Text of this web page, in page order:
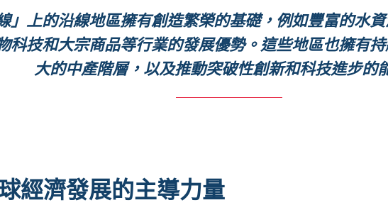
」上的沿線地區擁有創造繁榮的基礎，例如豐富的水
科技和大宗商品等行業的發展優勢。這些地區也擁有
大的中產階層，以及推動突破性創新和科技進步的
經濟發展的主導力量